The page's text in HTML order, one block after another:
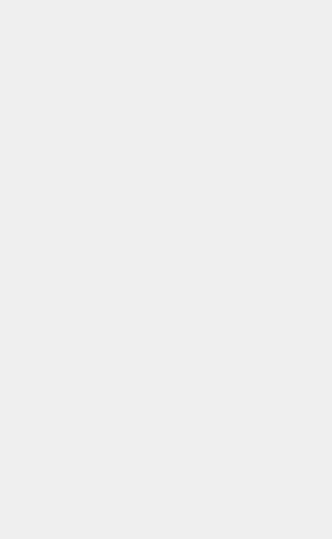
Belirsizlik dönemlerinde
birikimi korumak
Portföy Genel Müdür Yardımcısı
enflasyon ve jeopolitik risklerin
bir dönemde yatırımcıların
birikimlerini korumaya